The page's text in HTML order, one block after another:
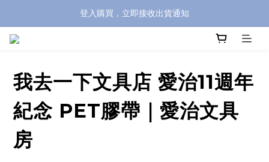
全館滿兩千免運！
全館滿兩千免運！
我去一下文具店 愛治11週年
紀念 PET膠帶｜愛治文具
房